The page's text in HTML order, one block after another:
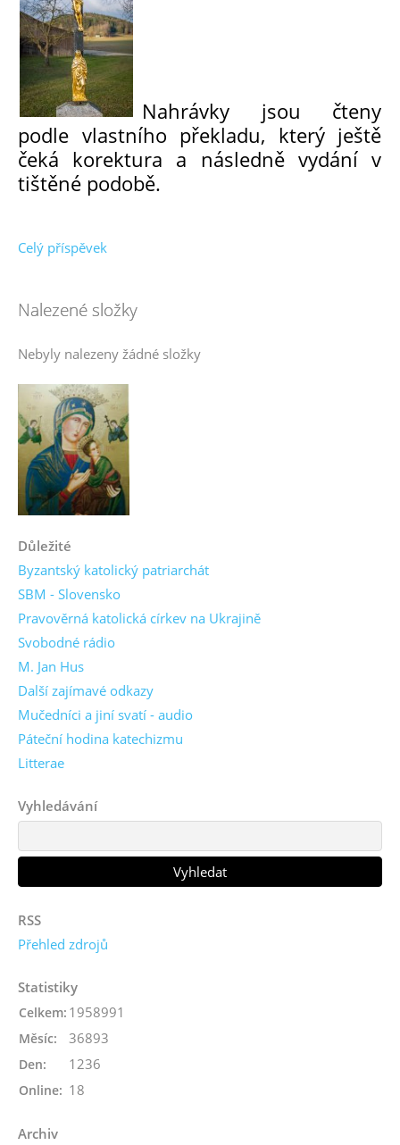
Nahrávky jsou čteny
podle vlastního překladu, který ještě
čeká korektura a následně vydání v
tištěné podobě.
Celý příspěvek
Nalezené složky
Nebyly nalezeny žádné složky
Důležité
Byzantský katolický patriarchát
SBM - Slovensko
Pravověrná katolická církev na Ukrajině
Svobodné rádio
M. Jan Hus
Další zajímavé odkazy
Mučedníci a jiní svatí - audio
Páteční hodina katechizmu
Litterae
Vyhledávání
RSS
Přehled zdrojů
Statistiky
Online: 18
Celkem: 1958991
Měsíc: 36893
Den: 1236
Archiv